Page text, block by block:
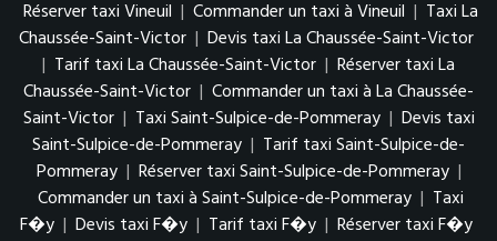
Réserver taxi Vineuil | Commander un taxi à Vineuil | Taxi La
Chaussée-Saint-Victor | Devis taxi La Chaussée-Saint-Victor
| Tarif taxi La Chaussée-Saint-Victor | Réserver taxi La
Chaussée-Saint-Victor | Commander un taxi à La Chaussée-
Saint-Victor | Taxi Saint-Sulpice-de-Pommeray | Devis taxi
Saint-Sulpice-de-Pommeray | Tarif taxi Saint-Sulpice-de-
Pommeray | Réserver taxi Saint-Sulpice-de-Pommeray |
Commander un taxi à Saint-Sulpice-de-Pommeray | Taxi
F�y | Devis taxi F�y | Tarif taxi F�y | Réserver taxi F�y